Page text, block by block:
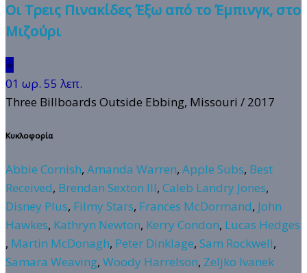
Οι Τρεις Πινακίδες Έξω από το Έμπινγκ, στο
Μιζούρι
⭐
01 ωρ. 55 λεπ.
Three Billboards Outside Ebbing, Missouri / 2017
Κυκλοφορία
Abbie Cornish, Amanda Warren, Apple Subs, Best
Received, Brendan Sexton III, Caleb Landry Jones,
Disney Plus, Filmy Stars, Frances McDormand, John
Hawkes, Kathryn Newton, Kerry Condon, Lucas Hedges
, Martin McDonagh, Peter Dinklage, Sam Rockwell,
Samara Weaving, Woody Harrelson, Zeljko Ivanek